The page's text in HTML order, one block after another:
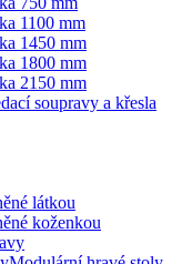
1100 mm
1450 mm
1800 mm
2150 mm
soupravy a křesla
látkou
koženkou